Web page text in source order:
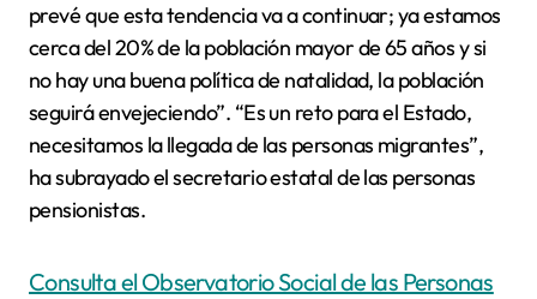
prevé que esta tendencia va a continuar; ya estamos
cerca del 20% de la población mayor de 65 años y si
no hay una buena política de natalidad, la población
seguirá envejeciendo”. “Es un reto para el Estado,
necesitamos la llegada de las personas migrantes”,
ha subrayado el secretario estatal de las personas
pensionistas.
Consulta el Observatorio Social de las Personas